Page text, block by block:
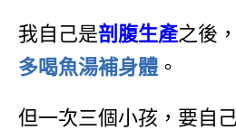
我自己是剖腹生產之後，
多喝魚湯補身體 。
但一次三個小孩，要自